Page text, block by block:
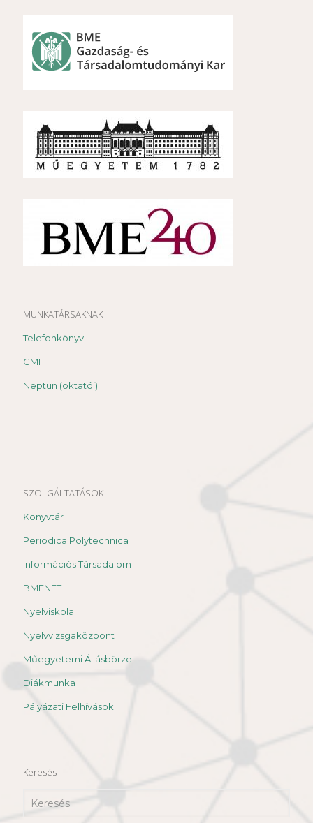
MUNKATÁRSAKNAK
Telefonkönyv
GMF
Neptun (oktatói)
SZOLGÁLTATÁSOK
Könyvtár
Periodica Polytechnica
Információs Társadalom
BMENET
Nyelviskola
Nyelvvizsgaközpont
Műegyetemi Állásbörze
Diákmunka
Pályázati Felhívások
Keresés